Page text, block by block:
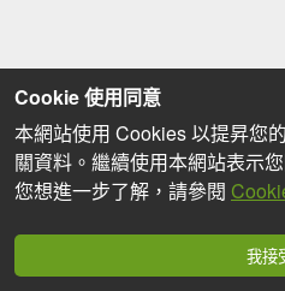
Cookie 使用同意
本網站使用 Cookies 以提昇您
關資料。繼續使用本網站表示
您想進一步了解，請參閱
我接